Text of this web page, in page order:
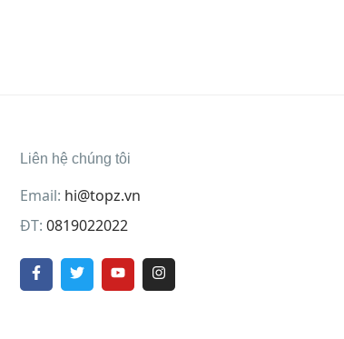
Liên hệ chúng tôi
Email: hi@topz.vn
ĐT: 0819022022